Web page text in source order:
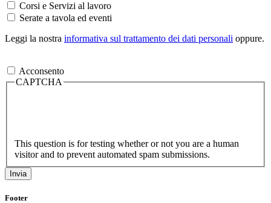
Corsi e Servizi al lavoro
Serate a tavola ed eventi
Leggi la nostra informativa sul trattamento dei dati personali oppure.
Acconsento
CAPTCHA
This question is for testing whether or not you are a human
visitor and to prevent automated spam submissions.
Footer